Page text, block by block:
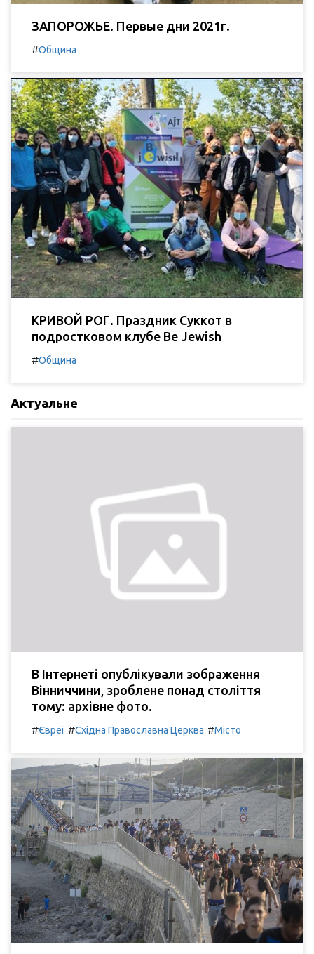
ЗАПОРОЖЬЕ. Первые дни 2021г.
#Община
КРИВОЙ РОГ. Праздник Суккот в
подростковом клубе Be Jewish
#Община
Актуальне
В Інтернеті опублікували зображення
Вінниччини, зроблене понад століття
тому: архівне фото.
#Євреї #Східна Православна Церква #Місто